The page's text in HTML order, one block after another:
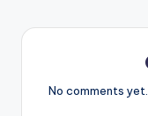
No comments